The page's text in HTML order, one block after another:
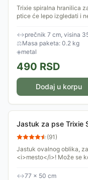
Trixie spiralna hranilica
ptice će lepo izgledati i
kavezu Vašeg ljubimca.
Predviđena je da se u nju
stavi masna...
↔prečnik 7 cm, visina
⚖Masa paketa: 0.2 kg
◈metal
490 RSD
Dodaj u korpu
Jastuk za pse Trixie
(91)
Jastuk ovalnog oblika,
<i>mesto</i>! Može se
↔77 × 50 cm